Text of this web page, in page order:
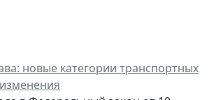
новые категории транспортных